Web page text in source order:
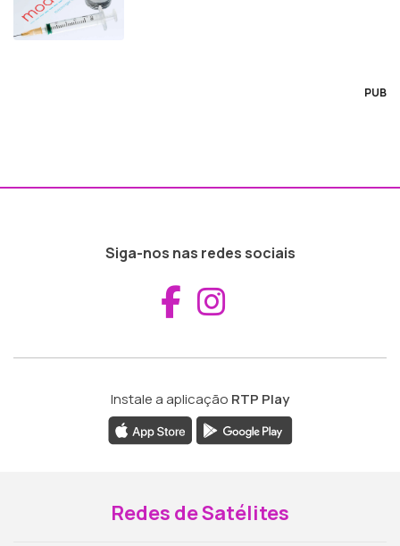
PUB
Siga-nos nas redes sociais
Aceder ao
Instale a aplicação RTP Play
Redes de Satélites